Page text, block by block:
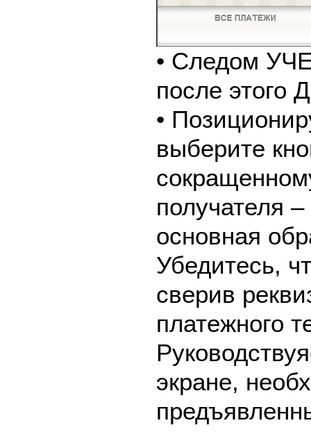
• Следом
после
•
выберите
получателя
основная
Убедитесь,
сверив
платежного
экране,